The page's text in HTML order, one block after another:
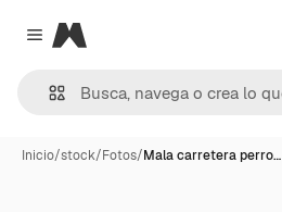
Close menu
Magnific
Inicio/stock/Fotos/Mala carretera perro…